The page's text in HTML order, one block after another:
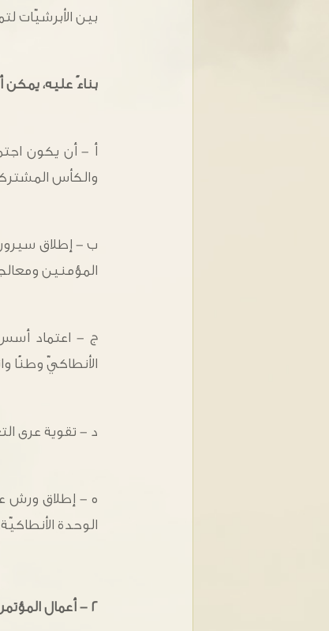
بين الأبرشيّات
بناءً عليه، يمكن
أ - أن يكون
والكأس
ب - إطلاق
المؤمنين
ج - اعتماد أسس
الأنطاكيّ وطنًا
د - تقوية عرى
ه - إطلاق ورش
الوحدة
٢ - أعمال المؤتمر